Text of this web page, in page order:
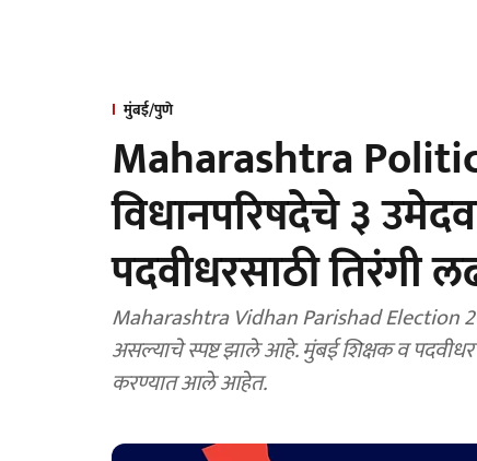
मुंबई/पुणे
Maharashtra
विधानपरिषदेचे ३
पदवीधरसाठी तिरंगी
Maharashtra Vidhan Parishad Election
असल्याचे स्पष्ट झाले आहे. मुंबई शिक्षक व
करण्यात आले आहेत.